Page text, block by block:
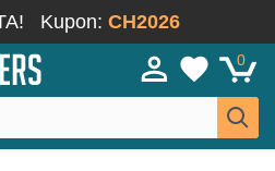
Kupon: CH2026
0